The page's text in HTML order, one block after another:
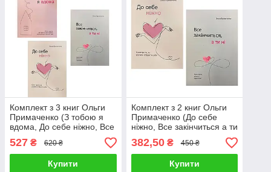
Комплект з 3 книг Ольги
Примаченко (З тобою я
вдома, До себе ніжно, Все
закінчиться а ти ні)
527 ₴ 620 ₴
Купити
Комплект з 2 книг Ольги
Примаченко (До себе
ніжно, Все закінчиться а ти
ні)
382,50₴ 450 ₴
Купити